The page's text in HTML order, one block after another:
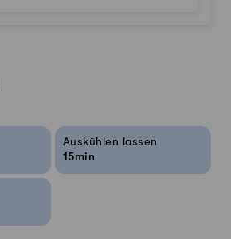
Auskühlen lassen
15min